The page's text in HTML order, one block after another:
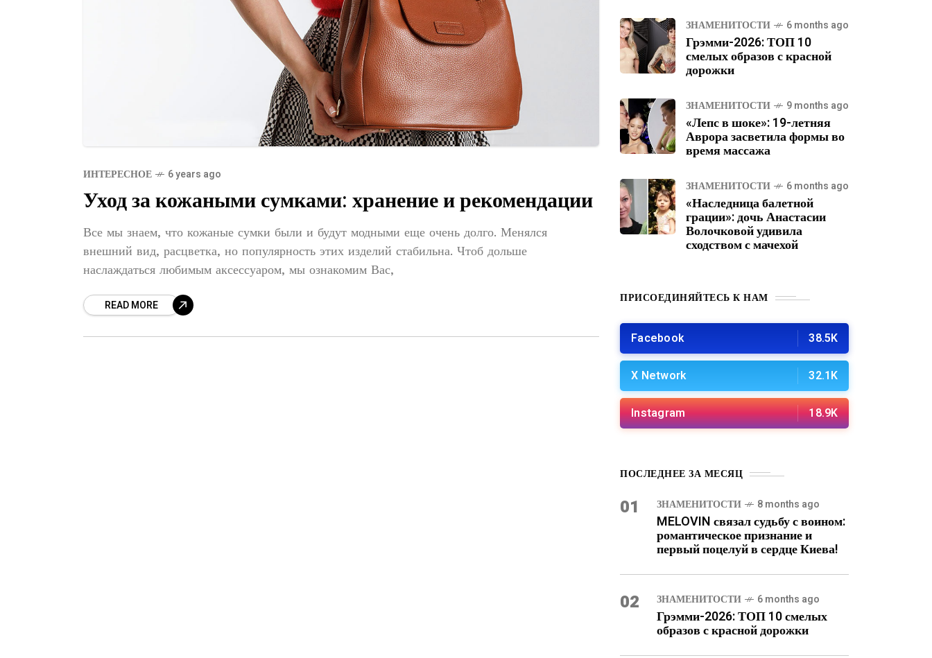
ИНТЕРЕСНОЕ 6 years ago
Уход за кожаными сумками: хранение и рекомендации
Все мы знаем, что кожаные сумки были и будут модными еще очень долго. Менялся
внешний вид, расцветка, но популярность этих изделий стабильна. Чтоб дольше
наслаждаться любимым аксессуаром, мы ознакомим Вас,
READ MORE
ЗНАМЕНИТОСТИ 6 months ago
Грэмми-2026: ТОП 10
смелых образов с красной
дорожки
ЗНАМЕНИТОСТИ 9 months ago
«Лепс в шоке»: 19-летняя
Аврора засветила формы во
время массажа
ЗНАМЕНИТОСТИ 6 months ago
«Наследница балетной
грации»: дочь Анастасии
Волочковой удивила
сходством с мачехой
ПРИСОЕДИНЯЙТЕСЬ К НАМ
Facebook 38.5K
X Network 32.1K
Instagram 18.9K
ПОСЛЕДНЕЕ ЗА МЕСЯЦ
01 ЗНАМЕНИТОСТИ 8 months ago
MELOVIN связал судьбу с воином:
романтическое признание и
первый поцелуй в сердце Киева!
02 ЗНАМЕНИТОСТИ 6 months ago
Грэмми-2026: ТОП 10 смелых
образов с красной дорожки